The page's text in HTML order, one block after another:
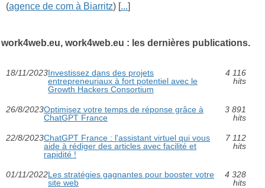
(agence de com à Biarritz) [...]
work4web.eu, work4web.eu : les dernières publications.
18/11/2023Investissez dans des projets
entrepreneuriaux à fort potentiel avec le
Growth Hackers Consortium
4 116
hits
26/8/2023Optimisez votre temps de réponse grâce à
ChatGPT France
3 891
hits
22/8/2023ChatGPT France : l'assistant virtuel qui vous
aide à rédiger des articles avec facilité et
rapidité !
7 112
hits
01/11/2022Les stratégies gagnantes pour booster votre
site web
4 328
hits